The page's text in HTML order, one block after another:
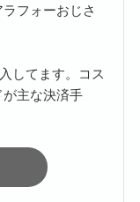
フォーおじさ
してます。コス
が主な決済手